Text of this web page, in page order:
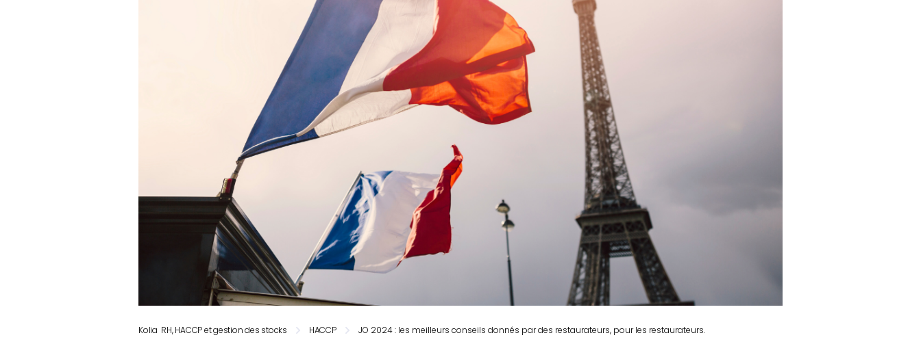
Kolia RH, HACCP et gestion des stocks HACCP JO 2024 : les meilleurs conseils donnés par des restaurateurs, pour les restaurateurs.